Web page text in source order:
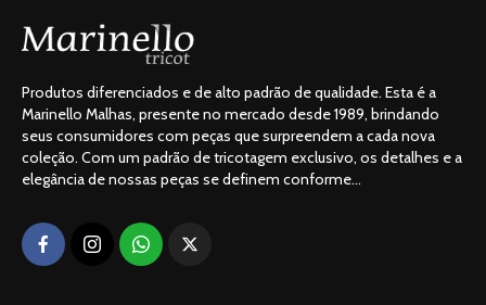
Produtos diferenciados e de alto padrão de qualidade. Esta é a
Marinello Malhas, presente no mercado desde 1989, brindando
seus consumidores com peças que surpreendem a cada nova
coleção. Com um padrão de tricotagem exclusivo, os detalhes e a
elegância de nossas peças se definem conforme...